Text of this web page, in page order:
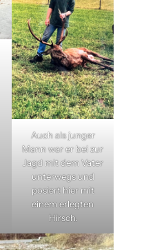
Auch als junger
Mann war er bei zur
Jagd mit dem Vater
unterwegs und
posiert hier mit
einem erlegten
Hirsch.